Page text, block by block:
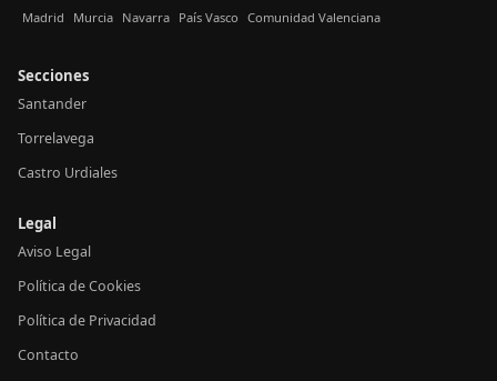
Madrid Murcia Navarra País Vasco Comunidad Valenciana
Secciones
Santander
Torrelavega
Castro Urdiales
Legal
Aviso Legal
Política de Cookies
Política de Privacidad
Contacto